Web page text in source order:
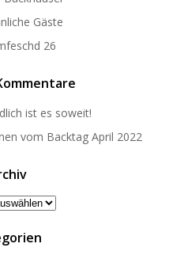
Gäste
26
ist es soweit!
vom Backtag April 2022